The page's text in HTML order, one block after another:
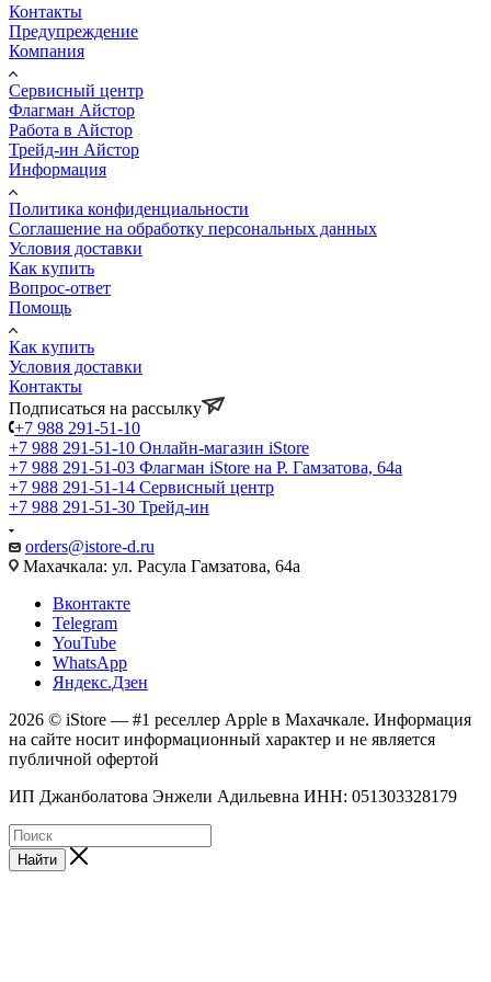
Контакты
Предупреждение
Компания
Сервисный центр
Флагман Айстор
Работа в Айстор
Трейд-ин Айстор
Информация
Политика конфиденциальности
Соглашение на обработку персональных данных
Условия доставки
Как купить
Вопрос-ответ
Помощь
Как купить
Условия доставки
Контакты
Подписаться на рассылку
+7 988 291-51-10
+7 988 291-51-10 Онлайн-магазин iStore
+7 988 291-51-03 Флагман iStore на Р. Гамзатова, 64а
+7 988 291-51-14 Сервисный центр
+7 988 291-51-30 Трейд-ин
orders@istore-d.ru
Махачкала: ул. Расула Гамзатова, 64а
Вконтакте
Telegram
YouTube
WhatsApp
Яндекс.Дзен
2026 © iStore — #1 реселлер Apple в Махачкале. Информация
на сайте носит информационный характер и не является
публичной офертой
ИП Джанболатова Энжели Адильевна ИНН: 051303328179
Найти